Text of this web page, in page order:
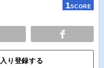
1SCORE
り登録する